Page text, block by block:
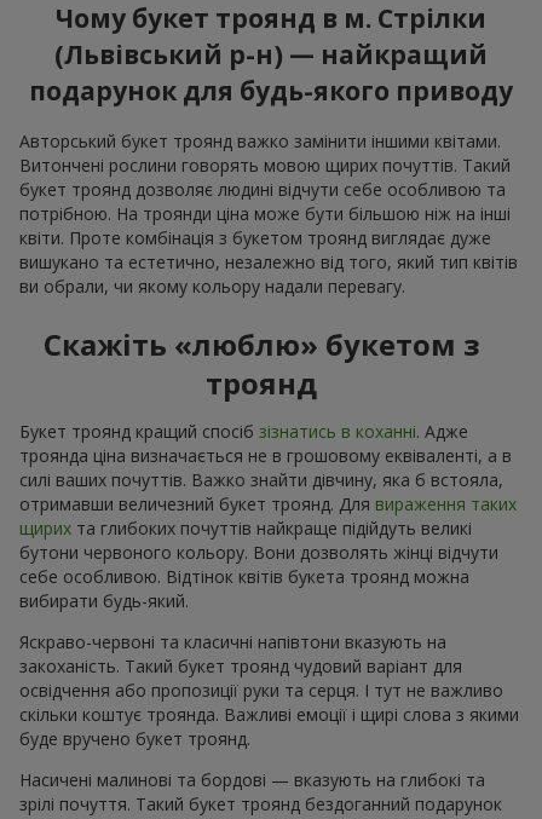
Чому букет троянд в м. Стрілки
(Львівський р-н) — найкращий
подарунок для будь-якого приводу
Авторський букет троянд важко замінити іншими квітами.
Витончені рослини говорять мовою щирих почуттів. Такий
букет троянд дозволяє людині відчути себе особливою та
потрібною. На троянди ціна може бути більшою ніж на інші
квіти. Проте комбінація з букетом троянд виглядає дуже
вишукано та естетично, незалежно від того, який тип квітів
ви обрали, чи якому кольору надали перевагу.
Скажіть «люблю» букетом з
троянд
Букет троянд кращий спосіб зізнатись в коханні. Адже
троянда ціна визначається не в грошовому еквіваленті, а в
силі ваших почуттів. Важко знайти дівчину, яка б встояла,
отримавши величезний букет троянд. Для вираження таких
щирих та глибоких почуттів найкраще підійдуть великі
бутони червоного кольору. Вони дозволять жінці відчути
себе особливою. Відтінок квітів букета троянд можна
вибирати будь-який.
Яскраво-червоні та класичні напівтони вказують на
закоханість. Такий букет троянд чудовий варіант для
освідчення або пропозиції руки та серця. І тут не важливо
скільки коштує троянда. Важливі емоції і щирі слова з якими
буде вручено букет троянд.
Насичені малинові та бордові — вказують на глибокі та
зрілі почуття. Такий букет троянд бездоганний подарунок